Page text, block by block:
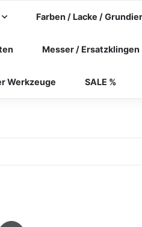
Farben / Lacke /
Messer / Ersatzklingen
Werkzeuge SALE %